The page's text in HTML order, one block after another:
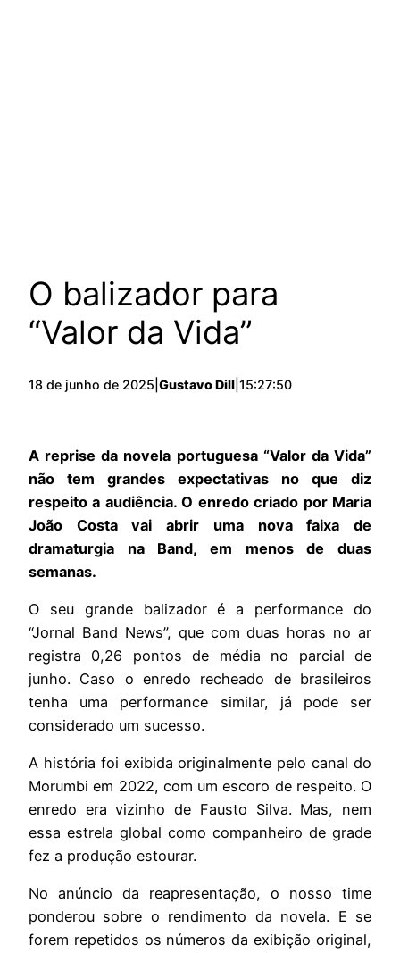
O balizador para
“Valor da Vida”
18 de junho de 2025 Gustavo Dill 15:27:50
A reprise da novela portuguesa “Valor da Vida”
não tem grandes expectativas no que diz
respeito a audiência. O enredo criado por Maria
João Costa vai abrir uma nova faixa de
dramaturgia na Band, em menos de duas
semanas.
O seu grande balizador é a performance do
“Jornal Band News”, que com duas horas no ar
registra 0,26 pontos de média no parcial de
junho. Caso o enredo recheado de brasileiros
tenha uma performance similar, já pode ser
considerado um sucesso.
A história foi exibida originalmente pelo canal do
Morumbi em 2022, com um escoro de respeito. O
enredo era vizinho de Fausto Silva. Mas, nem
essa estrela global como companheiro de grade
fez a produção estourar.
No anúncio da reapresentação, o nosso time
ponderou sobre o rendimento da novela. E se
forem repetidos os números da exibição original,